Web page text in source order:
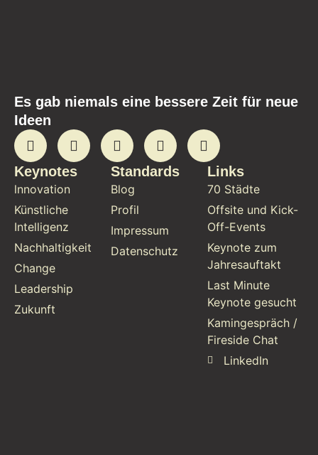
Es gab niemals eine bessere Zeit für neue
Ideen
Keynotes
lnnovation
Künstliche
Intelligenz
Nachhaltigkeit
Change
Leadership
Zukunft
Standards
Blog
Profil
Impressum
Datenschutz
Links
70 Städte
Offsite und Kick-
Off-Events
Keynote zum
Jahresauftakt
Last Minute
Keynote gesucht
Kamingespräch /
Fireside Chat
LinkedIn